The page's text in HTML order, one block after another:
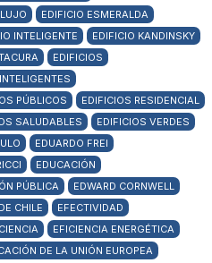
EDIFICIO ESMERALDA
INTELIGENTE
EDIFICIO KANDINSKY
EDIFICIOS
PÚBLICOS
EDIFICIOS RESIDENCIAL
SALUDABLES
EDIFICIOS VERDES
EDUARDO FREI
EDUCACIÓN
PÚBLICA
EDWARD CORNWELL
CHILE
EFECTIVIDAD
EFICIENCIA ENERGÉTICA
DE LA UNIÓN EUROPEA